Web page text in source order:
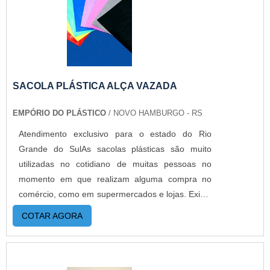
PARA MOSTRUÁRIOS DE METAIS COM A
MELHOR QUALIDADEA Empório do Plástico
passou a contratar a produção com fábricas ainda
mais modernas e custos reduzidos. Aumentando,
assim, o mix de sacos a pronta entrega e venda
fracionada, até em pequenas quantidades. Para
orçamento..
SACOLA PLÁSTICA ALÇA VAZADA
EMPÓRIO DO PLÁSTICO / NOVO HAMBURGO - RS
Atendimento exclusivo para o estado do Rio
Grande do SulAs sacolas plásticas são muito
utilizadas no cotidiano de muitas pessoas no
momento em que realizam alguma compra no
comércio, como em supermercados e lojas. Existe
uma variedade, como a sacola plástica alça
vazada, também conhecida como camiseta, que é
um dos tipos mais utilizados. MAIS DETALHES
COTAR AGORA